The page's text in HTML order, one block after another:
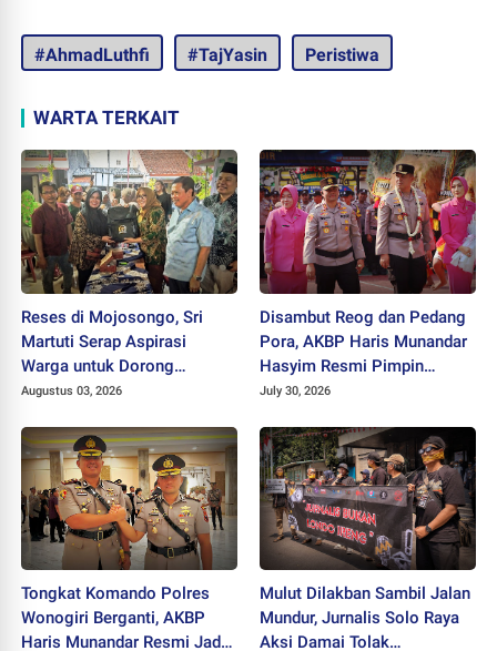
#AhmadLuthfi #TajYasin Peristiwa
WARTA TERKAIT
Reses di Mojosongo, Sri
Martuti Serap Aspirasi
Warga untuk Dorong
Ekonomi Kreatif dan Kota
Augustus 03, 2026
Disambut Reog dan Pedang
Pora, AKBP Haris Munandar
Hasyim Resmi Pimpin
Polres Wonogiri
July 30, 2026
Tongkat Komando Polres
Wonogiri Berganti, AKBP
Haris Munandar Resmi Jadi
Mulut Dilakban Sambil Jalan
Mundur, Jurnalis Solo Raya
Aksi Damai Tolak